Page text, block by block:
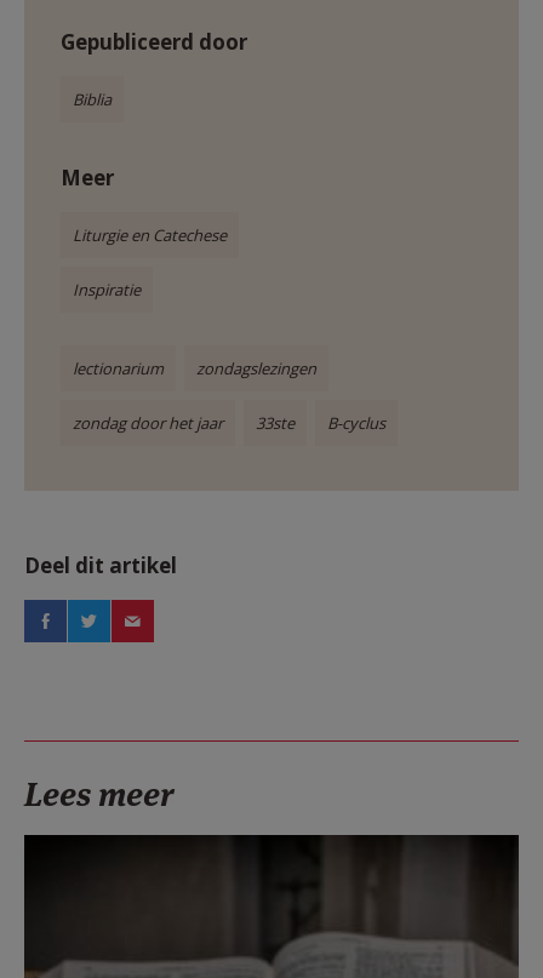
Gepubliceerd door
Biblia
Meer
Liturgie en Catechese
Inspiratie
lectionarium zondagslezingen
zondag door het jaar 33ste B-cyclus
Deel dit artikel
Lees meer